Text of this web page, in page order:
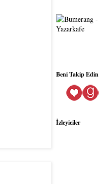
Beni Takip Edin
İzleyiciler